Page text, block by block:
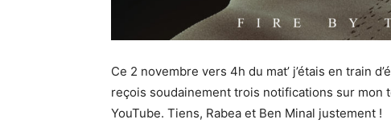
Ce 2 novembre vers 4h du mat’ j’étais en train
reçois soudainement trois notifications sur mon
YouTube. Tiens, Rabea et Ben Minal justement !